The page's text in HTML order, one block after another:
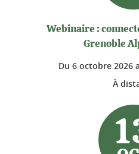
Webinaire :
Grenoble
Du 6 octobre 2026
À